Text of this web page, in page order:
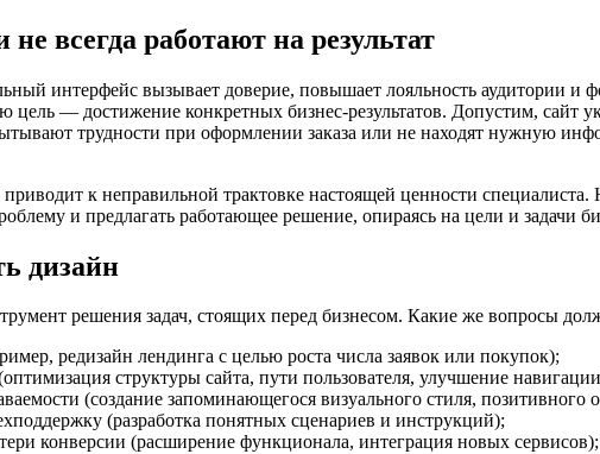
всегда работают на результат
интерфейс вызывает доверие, повышает лояльность аудитории и
цель — достижение конкретных бизнес-результатов. Допустим,
трудности при оформлении заказа или не находят нужную
к неправильной трактовке настоящей ценности
и предлагать работающее решение, опираясь на цели и задачи
дизайн
решения задач, стоящих перед бизнесом. Какие же вопросы
редизайн лендинга с целью роста числа заявок или покупок);
структуры сайта, пути пользователя, улучшение
(создание запоминающегося визуального стиля, позитивного
(разработка понятных сценариев и инструкций);
конверсии (расширение функционала, интеграция новых сервисов);